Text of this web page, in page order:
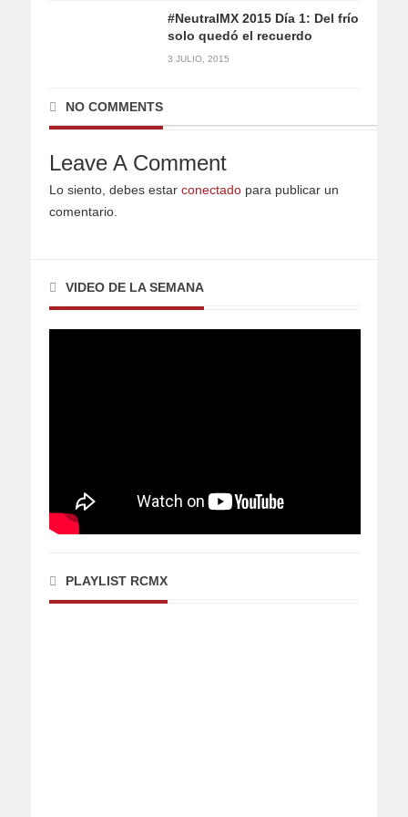
#NeutralMX 2015 Día 1: Del frío
solo quedó el recuerdo
3 JULIO, 2015
NO COMMENTS
Leave A Comment
Lo siento, debes estar conectado para publicar un
comentario.
VIDEO DE LA SEMANA
PLAYLIST RCMX